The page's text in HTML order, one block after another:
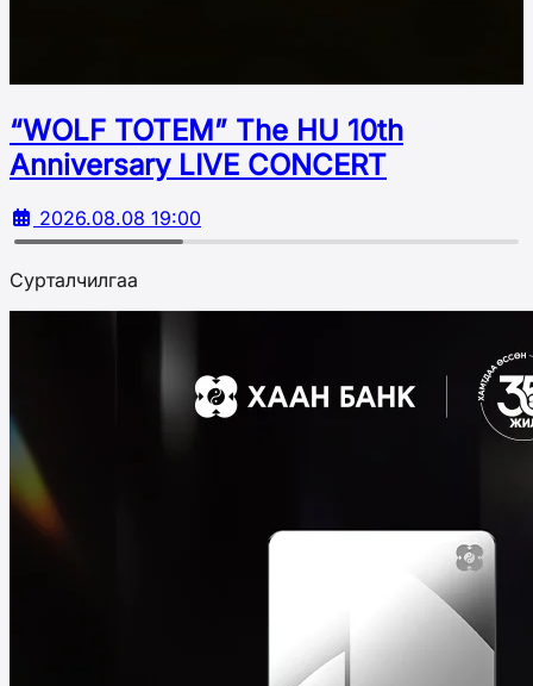
“WOLF TOTEM” The HU 10th
Аnniversary LIVE CONCERT
2026.08.08 19:00
Сурталчилгаа